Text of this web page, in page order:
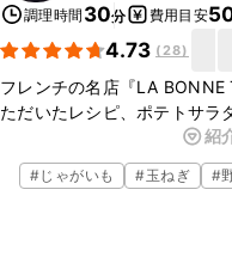
調理時間 30分 費用目安
4.73 (28)
フレンチの名店『LA BONNE
ただいたレシピ、ポテトサラ
覚ポテサラ、是非この機会に
▼中村シェフについて
紹
#じゃがいも #玉ねぎ #